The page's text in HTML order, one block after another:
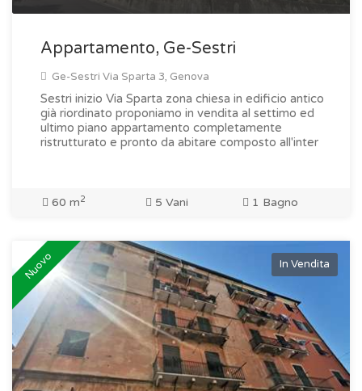
Appartamento, Ge-Sestri
Ge-Sestri Via Sparta 3, Genova
Sestri inizio Via Sparta zona chiesa in edificio antico
già riordinato proponiamo in vendita al settimo ed
ultimo piano appartamento completamente
ristrutturato e pronto da abitare composto all'inter
60 m2 5 Vani 1 Bagno
Nuovo In Vendita